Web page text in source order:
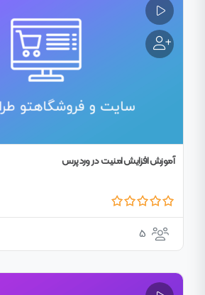
آموزش افزایش امنیت در وردپرس
5